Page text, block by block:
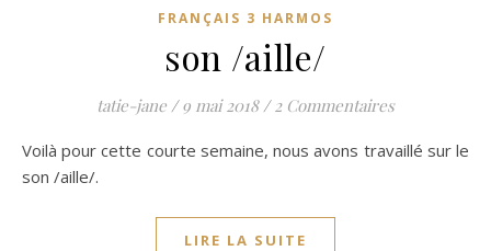
FRANÇAIS 3 HARMOS
son /aille/
tatie-jane / 9 mai 2018 / 2 Commentaires
Voilà pour cette courte semaine, nous avons travaillé sur le
son /aille/.
LIRE LA SUITE